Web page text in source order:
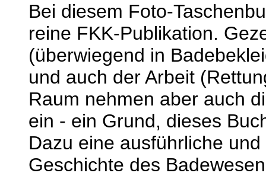
Bei diesem Foto-
reine FKK-Publikation.
(überwiegend in
und auch der Arbeit
Raum nehmen aber auch
ein - ein Grund, dieses
Dazu eine ausführliche
Geschichte des